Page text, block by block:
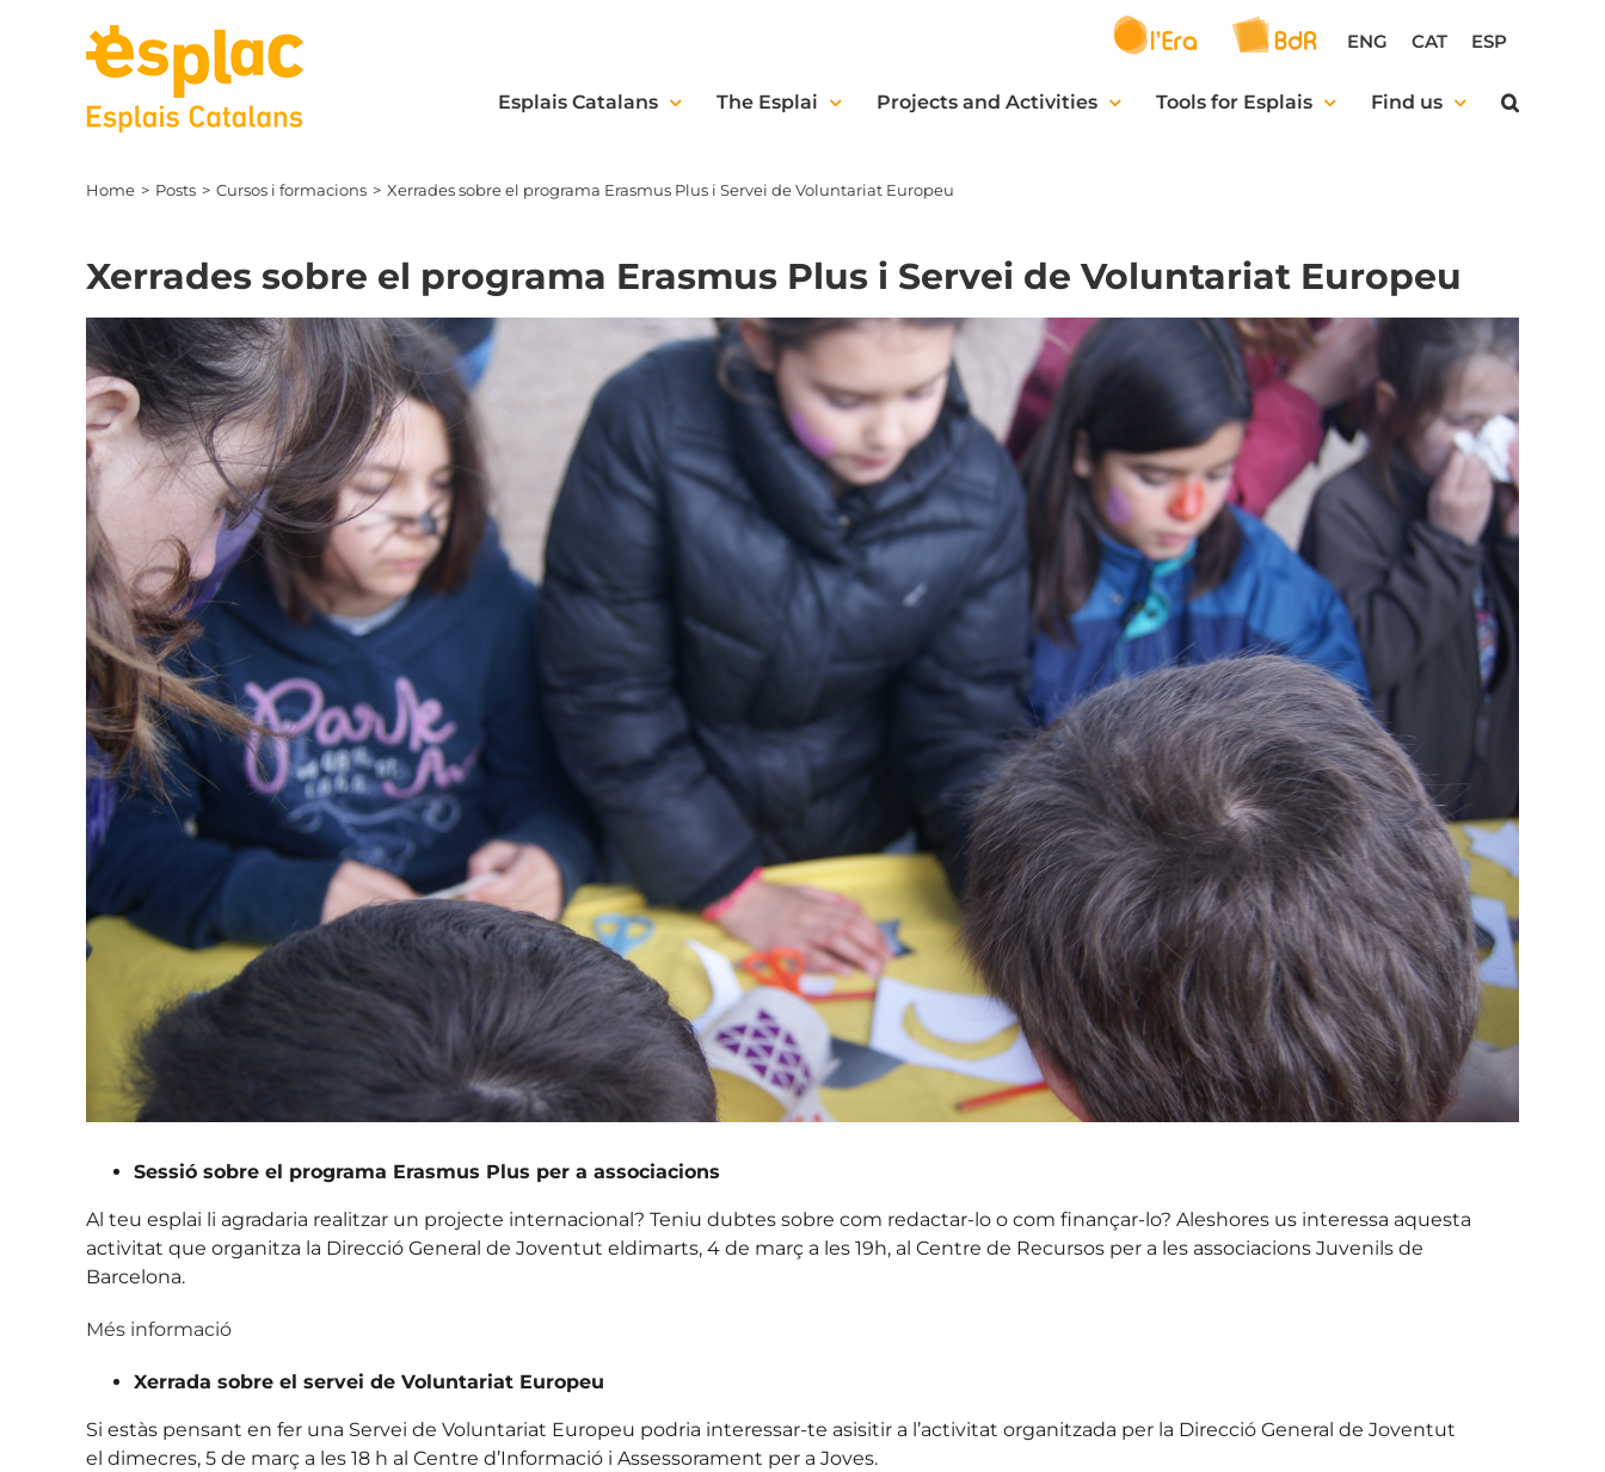
ENG CAT ESP
Esplais Catalans The Esplai Projects and Activities Tools for Esplais Find us
Home Posts Cursos i formacions Xerrades sobre el programa Erasmus Plus i Servei de Voluntariat Europeu
Xerrades sobre el programa Erasmus Plus i Servei de Voluntariat Europeu
View
Larger
Image
Sessió sobre el programa Erasmus Plus per a associacions
Al teu esplai li agradaria realitzar un projecte internacional? Teniu dubtes sobre com redactar-lo o com finançar-lo? Aleshores us interessa aquesta
activitat que organitza la Direcció General de Joventut eldimarts, 4 de març a les 19h, al Centre de Recursos per a les associacions Juvenils de
Barcelona.
Més informació
Xerrada sobre el servei de Voluntariat Europeu
Si estàs pensant en fer una Servei de Voluntariat Europeu podria interessar-te asisitir a l’activitat organitzada per la Direcció General de Joventut
el dimecres, 5 de març a les 18 h al Centre d’Informació i Assessorament per a Joves.